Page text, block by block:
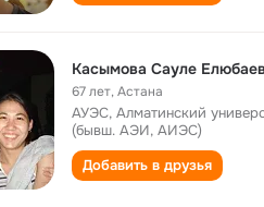
Касымова Сауле
67 лет,Астана
АУЭС, Алматинский
(бывш. АЭИ, АИЭС)
Добавить в друзья